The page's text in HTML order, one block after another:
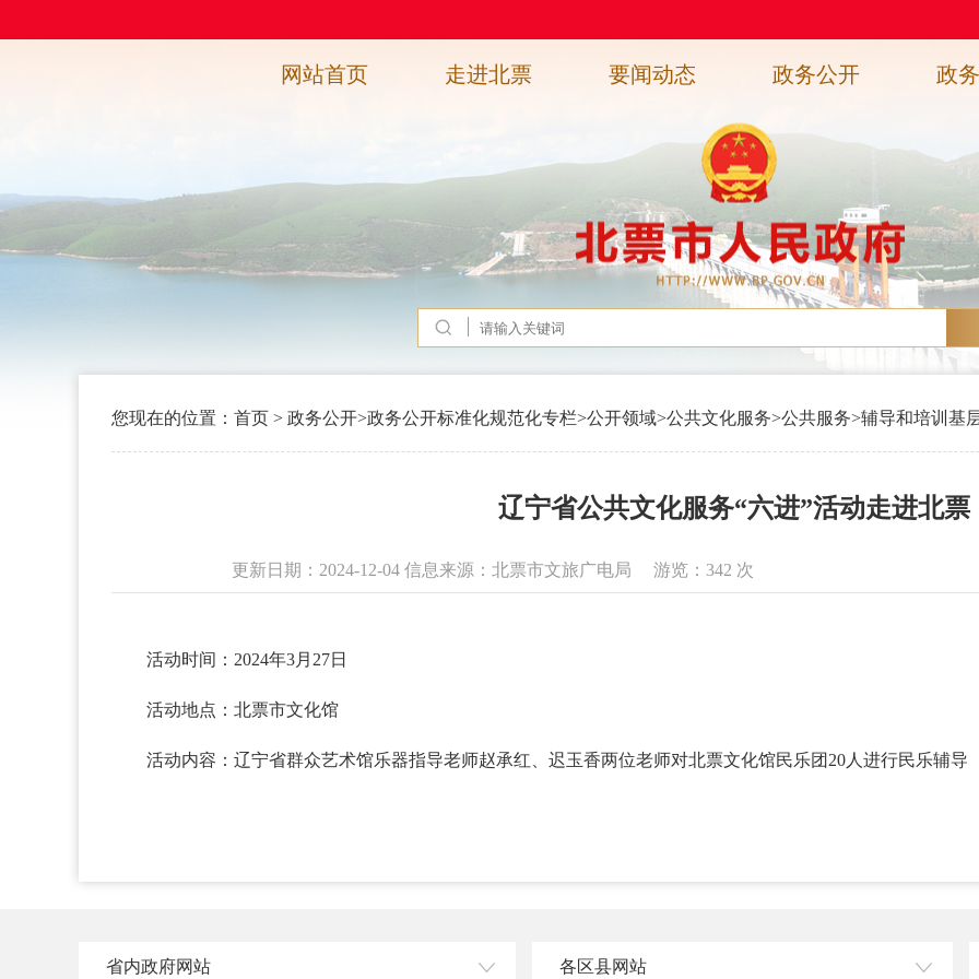
网站首页 走进北票 要闻动态 政务公开 政
您现在的位置： 首页 > 政务公开>政务公开标准化规范化专栏>公开领域>公共文化服务>公共服务>辅导和培训基
辽宁省公共文化服务“六进”活动走进北票
更新日期：2024-12-04 信息来源：北票市文旅广电局 游览： 342 次
活动时间：2024年3月27日
活动地点：北票市文化馆
活动内容：辽宁省群众艺术馆乐器指导老师赵承红、迟玉香两位老师对北票文化馆民乐团20人进行民乐辅导
省内政府网站 各区县网站